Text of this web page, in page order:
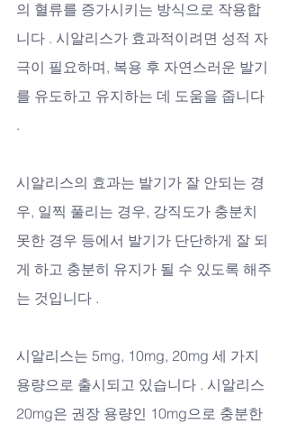
의 혈류를 증가시키는 방식으로 작용합
니다 . 시알리스가 효과적이려면 성적 자
극이 필요하며, 복용 후 자연스러운 발기
를 유도하고 유지하는 데 도움을 줍니다
.
시알리스의 효과는 발기가 잘 안되는 경
우, 일찍 풀리는 경우, 강직도가 충분치
못한 경우 등에서 발기가 단단하게 잘 되
게 하고 충분히 유지가 될 수 있도록 해주
는 것입니다 .
시알리스는 5mg, 10mg, 20mg 세 가지
용량으로 출시되고 있습니다 . 시알리스
20mg은 권장 용량인 10mg으로 충분한